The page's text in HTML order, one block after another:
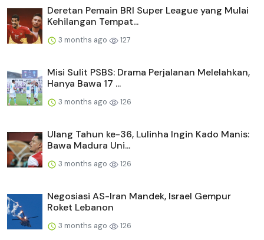
Deretan Pemain BRI Super League yang Mulai
Kehilangan Tempat...
3 months ago 127
Misi Sulit PSBS: Drama Perjalanan Melelahkan,
Hanya Bawa 17 ...
3 months ago 126
Ulang Tahun ke-36, Lulinha Ingin Kado Manis:
Bawa Madura Uni...
3 months ago 126
Negosiasi AS-Iran Mandek, Israel Gempur
Roket Lebanon
3 months ago 126